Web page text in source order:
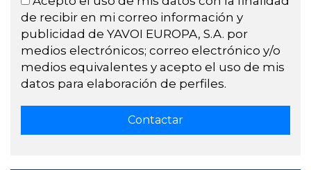
de recibir en mi correo información y
publicidad de YAVOI EUROPA, S.A. por
medios electrónicos; correo electrónico y/o
medios equivalentes y acepto el uso de mis
datos para elaboración de perfiles.